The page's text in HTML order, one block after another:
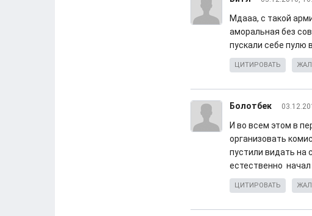
Мдааа, с такой
аморальная без
пускали себе пулю
ЦИТИРОВАТЬ
Болотбек
И во всем этом в
организовать
пустили видать на
естественно
ЦИТИРОВАТЬ